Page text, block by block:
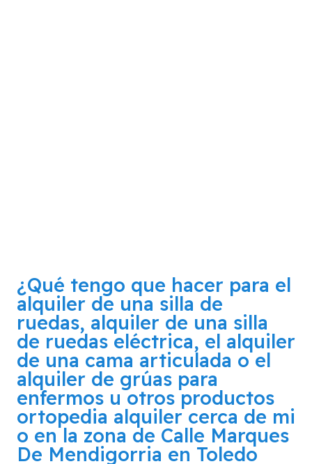
¿Qué tengo que hacer para el
alquiler de una silla de
ruedas, alquiler de una silla
de ruedas eléctrica, el alquiler
de una cama articulada o el
alquiler de grúas para
enfermos u otros productos
ortopedia alquiler cerca de mi
o en la zona de Calle Marques
De Mendigorria en Toledo